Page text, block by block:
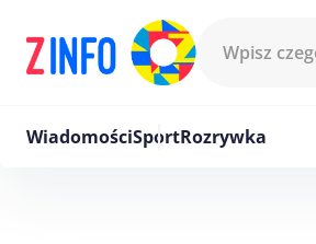
WiadomościSportRozrywka